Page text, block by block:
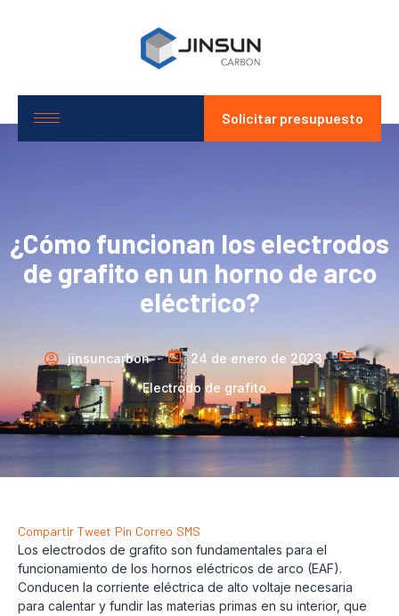
Solicitar presupuesto
¿Cómo funcionan los electrodos
de grafito en un horno de arco
eléctrico?
jinsuncarbon
24 de enero de 2023
Electrodo de grafito
Compartir Tweet Pin Correo SMS
Los electrodos de grafito son fundamentales para el
funcionamiento de los hornos eléctricos de arco (EAF).
Conducen la corriente eléctrica de alto voltaje necesaria
para calentar y fundir las materias primas en su interior, que